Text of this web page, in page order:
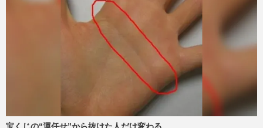
上、ファンの逆鱗に触れるも…
週刊女性PRIME 2025/12/9
フワちゃんの“プロレス再デビュー”に立ち
込める暗雲…人気絶頂時に明かしたどうし
ても出来ないこと
2025/11/24